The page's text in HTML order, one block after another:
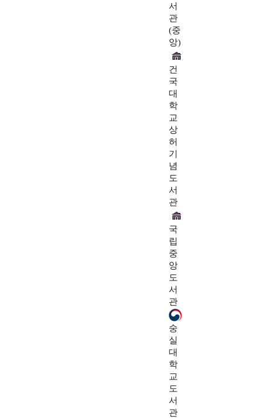
서
관
(중
앙)
건
국
대
학
교
상
허
기
념
도
서
관
국
립
중
앙
도
서
관
숭
실
대
학
교
도
서
관